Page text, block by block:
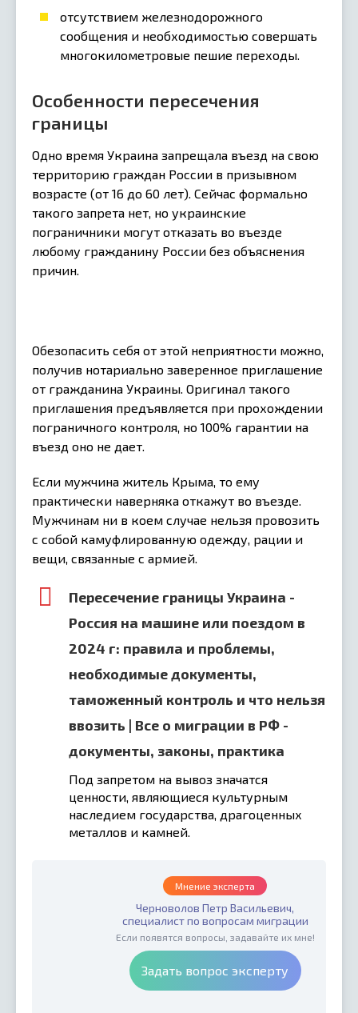
отсутствием железнодорожного
сообщения и необходимостью совершать
многокилометровые пешие переходы.
Особенности пересечения
границы
Одно время Украина запрещала въезд на свою
территорию граждан России в призывном
возрасте (от 16 до 60 лет). Сейчас формально
такого запрета нет, но украинские
пограничники могут отказать во въезде
любому гражданину России без объяснения
причин.
Обезопасить себя от этой неприятности можно,
получив нотариально заверенное приглашение
от гражданина Украины. Оригинал такого
приглашения предъявляется при прохождении
пограничного контроля, но 100% гарантии на
въезд оно не дает.
Если мужчина житель Крыма, то ему
практически наверняка откажут во въезде.
Мужчинам ни в коем случае нельзя провозить
с собой камуфлированную одежду, рации и
вещи, связанные с армией.
Пересечение границы Украина -
Россия на машине или поездом в
2024 г: правила и проблемы,
необходимые документы,
таможенный контроль и что нельзя
ввозить | Все о миграции в РФ -
документы, законы, практика
Под запретом на вывоз значатся
ценности, являющиеся культурным
наследием государства, драгоценных
металлов и камней.
Мнение эксперта
Черноволов Петр Васильевич,
специалист по вопросам миграции
Если появятся вопросы, задавайте их мне!
Задать вопрос эксперту